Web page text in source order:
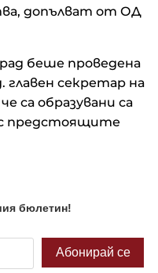
допълват от ОД
беше проведена
главен секретар на
са образувани са
с предстоящите